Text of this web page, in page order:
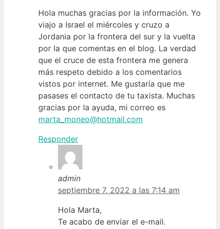
Hola muchas gracias por la información. Yo
viajo a Israel el miércoles y cruzo a
Jordania por la frontera del sur y la vuelta
por la que comentas en el blog. La verdad
que el cruce de esta frontera me genera
más respeto debido a los comentarios
vistos por internet. Me gustaría que me
pasases el contacto de tu taxista. Muchas
gracias por la ayuda, mi correo es
marta_moneo@hotmail.com
Responder
admin
septiembre 7, 2022 a las 7:14 am
Hola Marta,
Te acabo de enviar el e-mail.